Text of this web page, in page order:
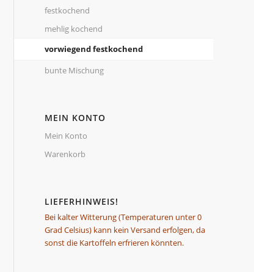
festkochend
mehlig kochend
vorwiegend festkochend
bunte Mischung
MEIN KONTO
Mein Konto
Warenkorb
LIEFERHINWEIS!
Bei kalter Witterung (Temperaturen unter 0
Grad Celsius) kann kein Versand erfolgen, da
sonst die Kartoffeln erfrieren könnten.